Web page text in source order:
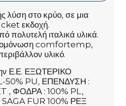
λύση στο κρύο, σε μια
εκδοχή.
πολυτελή ιταλικά υλικά.
comfortemp,
υλικό.
Ε.Ε. ΕΞΩΤΕΡΙΚΟ
50% PU, ΕΠΕΝΔΥΣΗ :
, ΦΟΔΡΑ : 100% PL,
FUR 100% ΡΕΞ